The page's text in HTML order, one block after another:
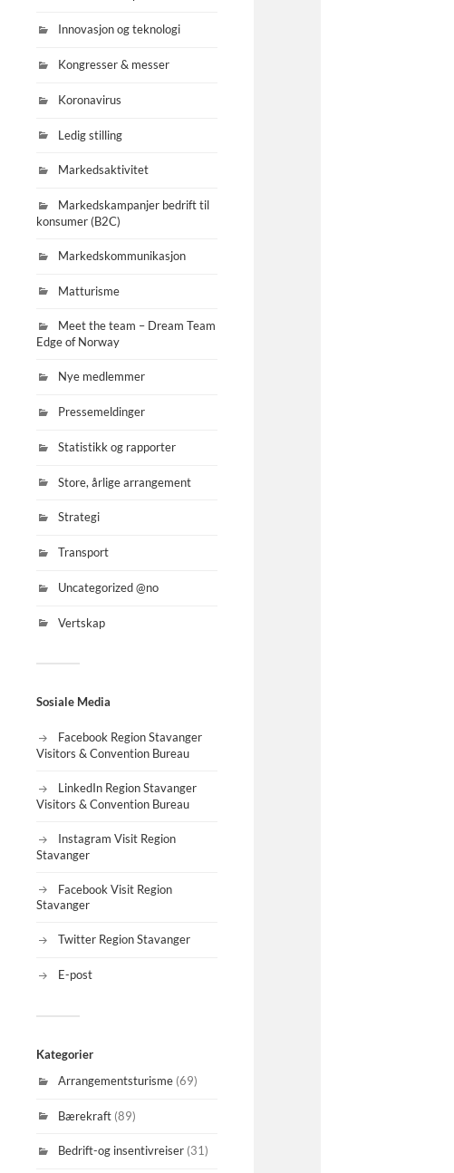
Innovasjon og teknologi
Kongresser & messer
Koronavirus
Ledig stilling
Markedsaktivitet
Markedskampanjer bedrift til
konsumer (B2C)
Markedskommunikasjon
Matturisme
Meet the team – Dream Team
Edge of Norway
Nye medlemmer
Pressemeldinger
Statistikk og rapporter
Store, årlige arrangement
Strategi
Transport
Uncategorized @no
Vertskap
Sosiale Media
Facebook Region Stavanger
Visitors & Convention Bureau
LinkedIn Region Stavanger
Visitors & Convention Bureau
Instagram Visit Region
Stavanger
Facebook Visit Region
Stavanger
Twitter Region Stavanger
E-post
Kategorier
Arrangementsturisme (69)
Bærekraft (89)
Bedrift-og insentivreiser (31)